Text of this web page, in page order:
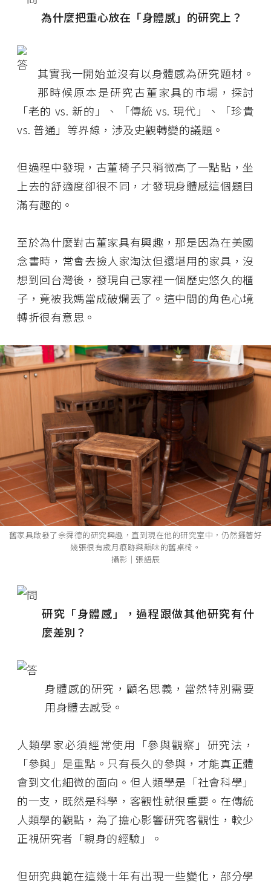
為什麼把重心放在「身體感」的研究上？
其實我一開始並沒有以身體感為研究題材。
那時候原本是研究古董家具的市場，探討
「老的 vs. 新的」、「傳統 vs. 現代」、「珍貴
vs. 普通」等界線，涉及史觀轉變的議題。
但過程中發現，古董椅子只稍微高了一點點，坐
上去的舒適度卻很不同，才發現身體感這個題目
滿有趣的。
至於為什麼對古董家具有興趣，那是因為在美國
念書時，常會去撿人家淘汰但還堪用的家具，沒
想到回台灣後，發現自己家裡一個歷史悠久的櫃
子，竟被我媽當成破爛丟了。這中間的角色心境
轉折很有意思。
舊家具啟發了余舜德的研究興趣，直到現在他的研究室中，仍然擺著好
幾張很有歲月痕跡與韻味的舊桌椅。
攝影│張語辰
研究「身體感」，過程跟做其他研究有什
麼差別？
身體感的研究，顧名思義，當然特別需要
用身體去感受。
人類學家必須經常使用「參與觀察」研究法，
「參與」是重點。只有長久的參與，才能真正體
會到文化細微的面向。但人類學是「社會科學」
的一支，既然是科學，客觀性就很重要。在傳統
人類學的觀點，為了擔心影響研究客觀性，較少
正視研究者「親身的經驗」。
但研究典範在這幾十年有出現一些變化，部分學